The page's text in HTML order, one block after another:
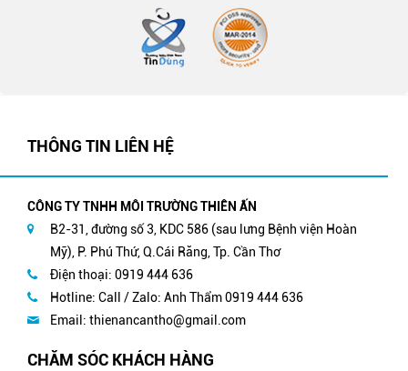
THÔNG TIN LIÊN HỆ
CÔNG TY TNHH MÔI TRƯỜNG THIÊN ẤN
B2-31, đường số 3, KDC 586 (sau lưng Bệnh viện Hoàn
Mỹ), P. Phú Thứ, Q.Cái Răng, Tp. Cần Thơ
Điện thoại: 0919 444 636
Hotline: Call / Zalo: Anh Thẩm 0919 444 636
Email: thienancantho@gmail.com
CHĂM SÓC KHÁCH HÀNG